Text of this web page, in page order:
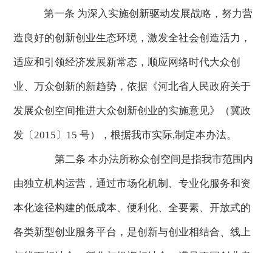
第一条 为深入实施创新驱动发展战略，努力营
造良好的创新创业生态环境，激发全社会创造活力，
适应和引领经济发展新常态，顺应网络时代大众创
业、万众创新的新趋势，依据《河北省人民政府关于
发展众创空间推进大众创新创业的实施意见》（冀政
发〔2015〕15 号），根据我市实际,制定本办法。
第二条 本办法所称众创空间是指我市范围内
由独立机构运营，通过市场化机制、专业化服务和资
本化途径构建的低成本、便利化、全要素、开放式的
各类新型创业服务平台，是创新与创业相结合、线上